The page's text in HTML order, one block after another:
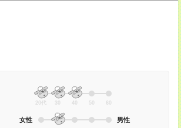
20代 30 40 50 60
女性 男性